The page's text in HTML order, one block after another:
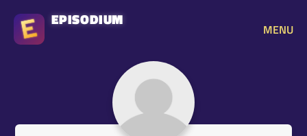
EPISODIUM
MENU